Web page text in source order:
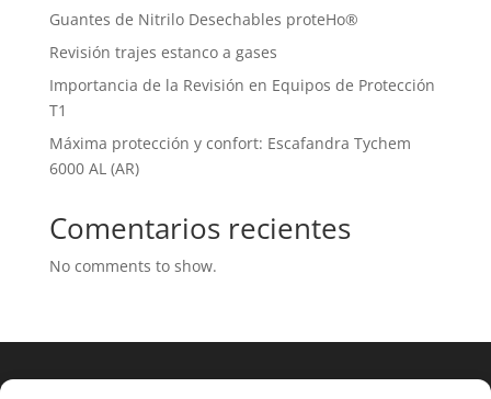
Guantes de Nitrilo Desechables proteHo®
Revisión trajes estanco a gases
Importancia de la Revisión en Equipos de Protección
T1
Máxima protección y confort: Escafandra Tychem
6000 AL (AR)
Comentarios recientes
No comments to show.